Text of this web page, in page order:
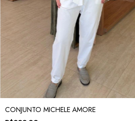
CONJUNTO MICHELE AMORE